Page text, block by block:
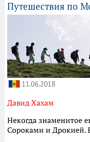
Путешествия по
11.06.2018
Давид Хахам
Некогда знаменитое
Сороками и Дрокией.